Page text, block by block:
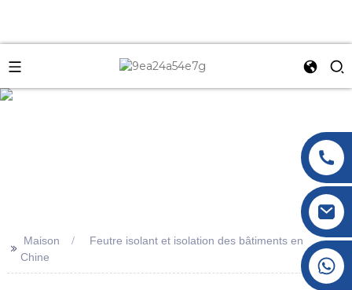
>> Maison
Feutre isolant et isolation des bâtiments en
Chine